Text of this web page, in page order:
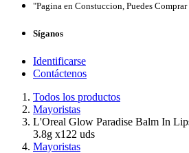
"Pagina en Constuccion, Puedes
Síganos
Identificarse
Contáctenos
Todos los productos
Mayoristas
L'Oreal Glow Paradise Balm In
3.8g x122 uds
Mayoristas